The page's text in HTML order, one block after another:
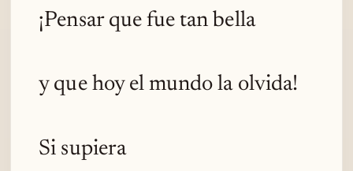
¡Pensar que fue tan bella
y que hoy el mundo la olvida!
Si supiera